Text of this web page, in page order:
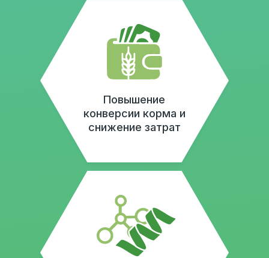
Технология
производства
Производственный процесс «СойкоЛак»
основан на использовании передовых
биотехнологий и строгом контроле качества
на каждом этапе. Продукт создается с
применением ферментированной
обработки, которая обеспечивает высокую
биологическую ценность и максимальную
усвояемость белка. От анализа сырья до
упаковки готового продукта, каждый шаг
производства тщательно продуман для
достижения наилучших результатов.